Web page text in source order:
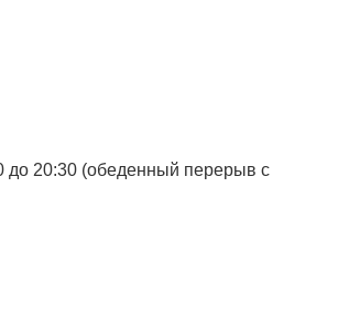
до 20:30 (обеденный перерыв с